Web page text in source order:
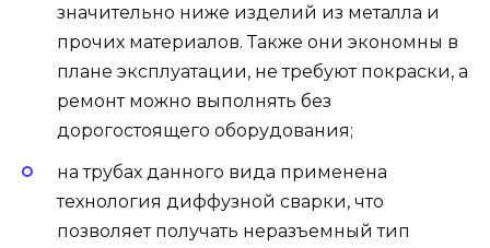
значительно ниже изделий из металла и
прочих материалов. Также они экономны в
плане эксплуатации, не требуют покраски, а
ремонт можно выполнять без
дорогостоящего оборудования;
на трубах данного вида применена
технология диффузной сварки, что
позволяет получать неразъемный тип